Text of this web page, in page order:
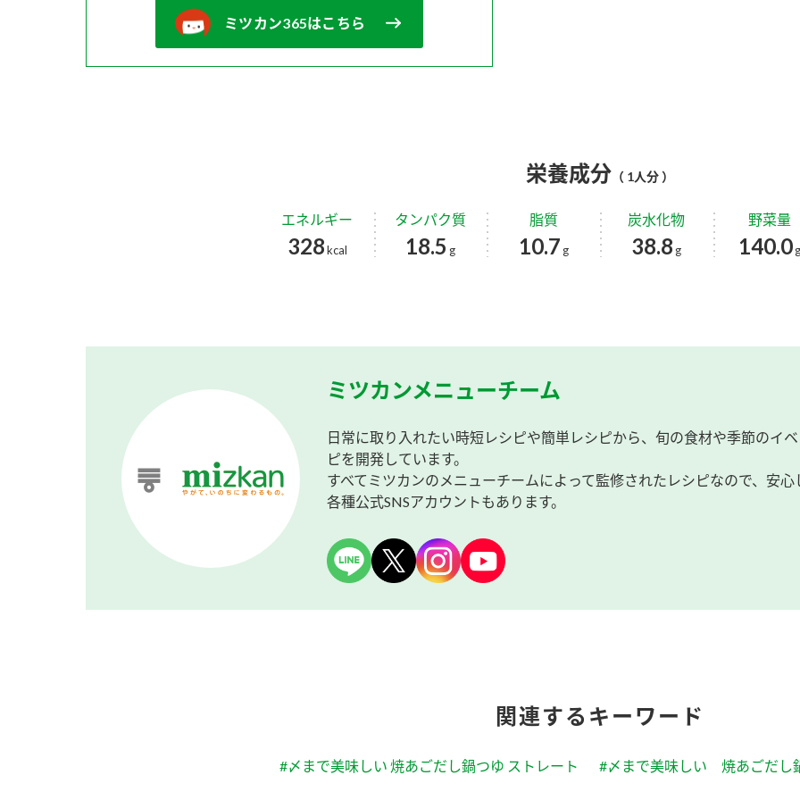
ミツカン365はこちら
栄養成分 （ 1人分 ）
エネルギー
328kcal
タンパク質
18.5 g
脂質
10.7 g
炭水化物
38.8 g
野菜量
140.0g
ミツカンメニューチーム
日常に取り入れたい時短レシピや簡単レシピから、旬の食材や季節のイ
ピを開発しています。
すべてミツカンのメニューチームによって監修されたレシピなので、安心
各種公式SNSアカウントもあります。
関連するキーワード
#〆まで美味しい 焼あごだし鍋つゆ ストレート #〆まで美味しい 焼あごだし